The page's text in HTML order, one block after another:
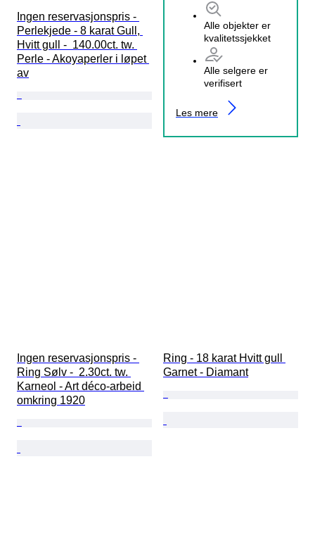
Alle objekter er
kvalitetssjekket
Alle selgere er
verifisert
Les mere
Ingen reservasjonspris -
Perlekjede - 8 karat Gull,
Hvitt gull -  140.00ct. tw.
Perle - Akoyaperler i løpet
av
Ingen reservasjonspris -
Ring Sølv -  2.30ct. tw.
Karneol - Art déco-arbeid
omkring 1920
Ring - 18 karat Hvitt gull
Garnet - Diamant